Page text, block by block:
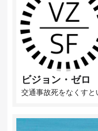
ビジョン・ゼロ
交通事故死をなくす